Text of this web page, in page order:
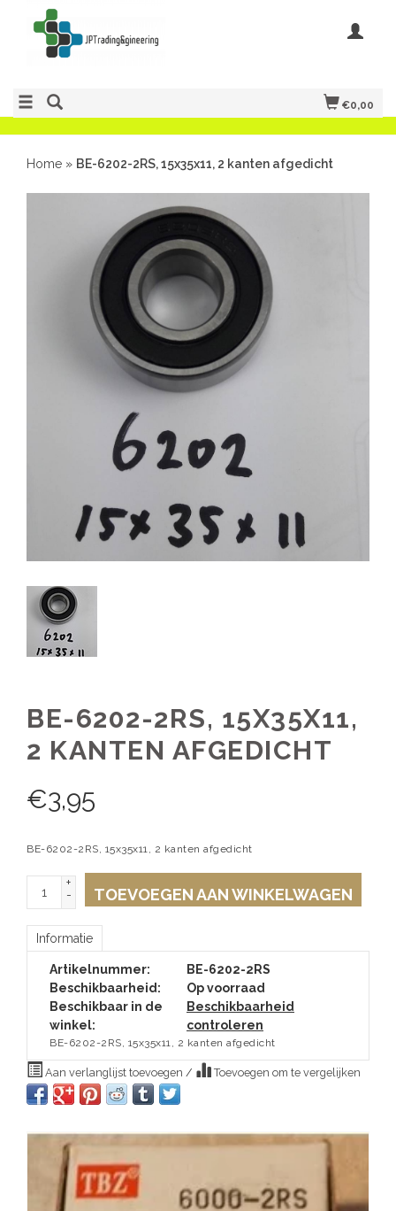
€0,00
Home » BE-6202-2RS, 15x35x11, 2 kanten afgedicht
BE-6202-2RS, 15X35X11,
2 KANTEN AFGEDICHT
€3,95
BE-6202-2RS, 15x35x11, 2 kanten afgedicht
+
-
TOEVOEGEN AAN WINKELWAGEN
Informatie
Artikelnummer:
BE-6202-2RS
Beschikbaarheid:
Op voorraad
Beschikbaar in de
winkel:
Beschikbaarheid
controleren
BE-6202-2RS, 15x35x11, 2 kanten afgedicht
Aan verlanglijst toevoegen / Toevoegen om te vergelijken